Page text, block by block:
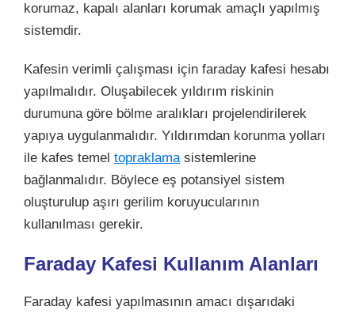
korumaz, kapalı alanları korumak amaçlı yapılmış
sistemdir.
Kafesin verimli çalışması için faraday kafesi hesabı
yapılmalıdır. Oluşabilecek yıldırım riskinin
durumuna göre bölme aralıkları projelendirilerek
yapıya uygulanmalıdır. Yıldırımdan korunma yolları
ile kafes temel topraklamasistemlerine
bağlanmalıdır. Böylece eş potansiyel sistem
oluşturulup aşırı gerilim koruyucularının
kullanılması gerekir.
Faraday Kafesi Kullanım Alanları
Faraday kafesi yapılmasının amacı dışarıdaki